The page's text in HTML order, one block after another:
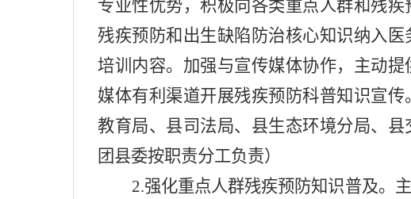
专业性优势，积极向各类重点人群和残
残疾预防和出生缺陷防治核心知识纳入
培训内容。加强与宣传媒体协作，主动提
媒体有利渠道开展残疾预防科普知识宣传
教育局、县司法局、县生态环境分局、县
团县委按职责分工负责）
2.强化重点人群残疾预防知识普及。